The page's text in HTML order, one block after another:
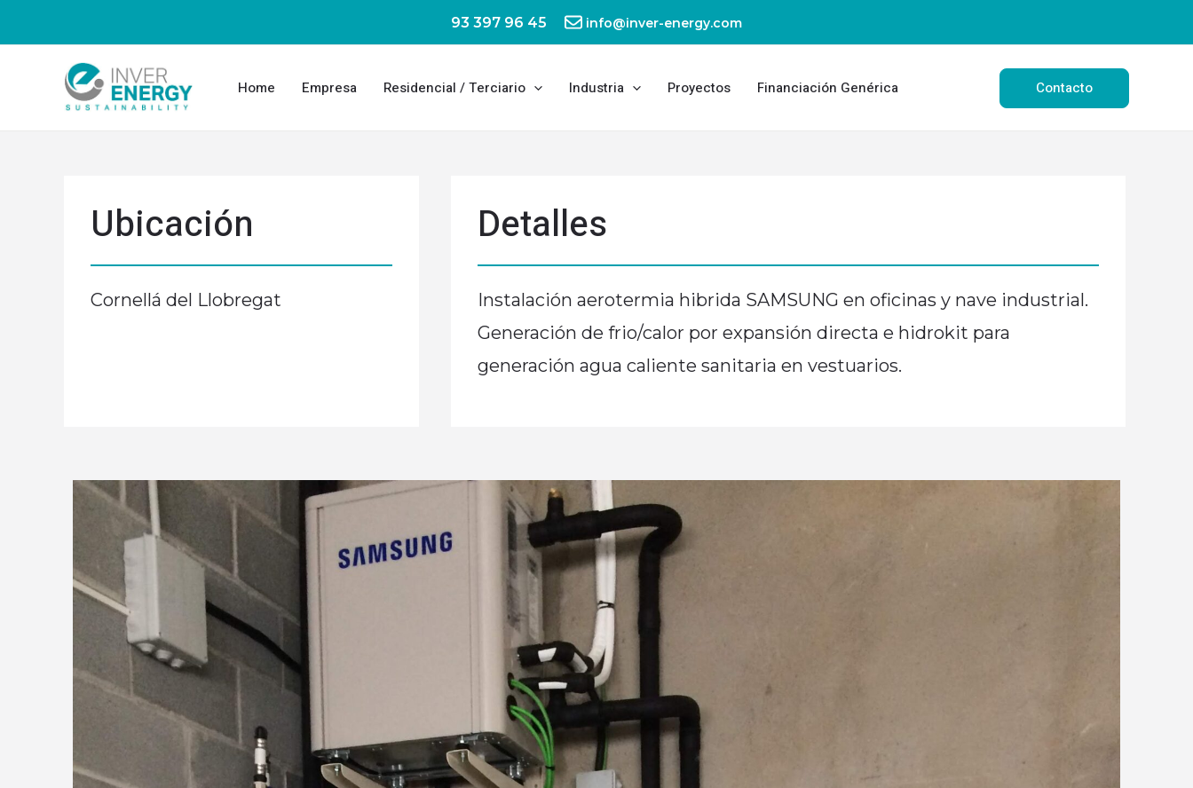
93 397 96 45 info@inver-energy.com
Home Empresa Residencial / Terciario Industria Proyectos Financiación Genérica Contacto
Ubicación
Cornellá del Llobregat
Detalles
Instalación aerotermia hibrida SAMSUNG en oficinas y nave industrial.
Generación de frio/calor por expansión directa e hidrokit para
generación agua caliente sanitaria en vestuarios.